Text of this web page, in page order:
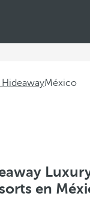
HideawayMéxico
en